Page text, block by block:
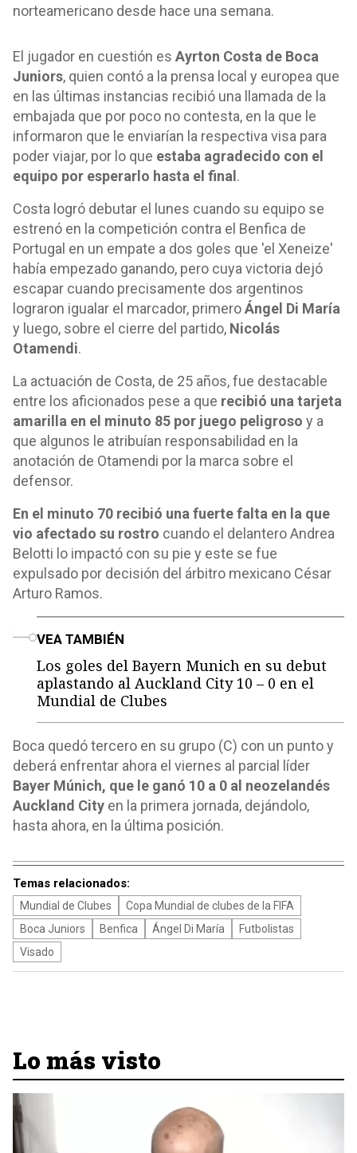
norteamericano desde hace una semana.
El jugador en cuestión es Ayrton Costa de Boca
Juniors, quien contó a la prensa local y europea que
en las últimas instancias recibió una llamada de la
embajada que por poco no contesta, en la que le
informaron que le enviarían la respectiva visa para
poder viajar, por lo que estaba agradecido con el
equipo por esperarlo hasta el final .
Costa logró debutar el lunes cuando su equipo se
estrenó en la competición contra el Benfica de
Portugal en un empate a dos goles que 'el Xeneize'
había empezado ganando, pero cuya victoria dejó
escapar cuando precisamente dos argentinos
lograron igualar el marcador, primeroÁngel Di María
y luego, sobre el cierre del partido, Nicolás
Otamendi.
La actuación de Costa, de 25 años, fue destacable
entre los aficionados pese a que recibió una tarjeta
amarilla en el minuto 85 por juego peligroso y a
que algunos le atribuían responsabilidad en la
anotación de Otamendi por la marca sobre el
defensor.
En el minuto 70 recibió una fuerte falta en la que
vio afectado su rostro cuando el delantero Andrea
Belotti lo impactó con su pie y este se fue
expulsado por decisión del árbitro mexicano César
Arturo Ramos.
VEA TAMBIÉN
Los goles del Bayern Munich en su debut
aplastando al Auckland City 10 – 0 en el
Mundial de Clubes
Boca quedó tercero en su grupo (C) con un punto y
deberá enfrentar ahora el viernes al parcial líder
Bayer Múnich, que le ganó 10 a 0 al neozelandés
Auckland City en la primera jornada, dejándolo,
hasta ahora, en la última posición.
Temas relacionados:
Mundial de Clubes
Copa Mundial de clubes de la FIFA
Boca Juniors
Benfica Ángel Di María
Futbolistas
Visado
Lo más visto